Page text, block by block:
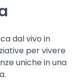
dal vivo in
per vivere
uniche in una